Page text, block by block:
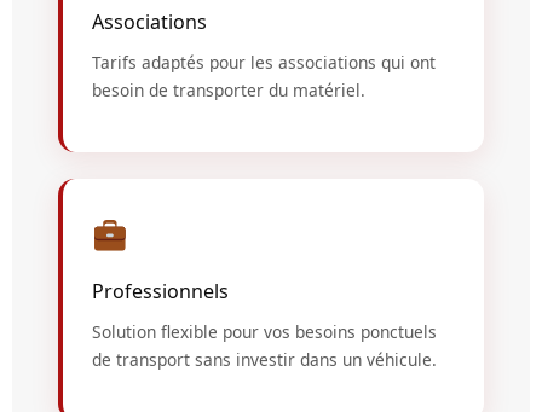
Associations
Tarifs adaptés pour les associations qui ont
besoin de transporter du matériel.
Professionnels
Solution flexible pour vos besoins ponctuels
de transport sans investir dans un véhicule.